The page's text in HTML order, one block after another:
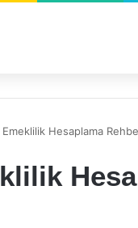
Emeklilik Hesaplama